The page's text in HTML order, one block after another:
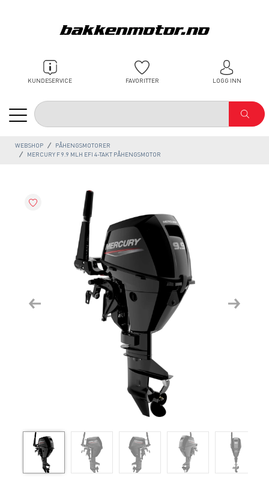
KUNDESERVICE FAVORITTER LOGG INN
WEBSHOP
PÅHENGSMOTORER
MERCURY F 9.9 MLH EFI 4-TAKT PÅHENGSMOTOR
Previous Next